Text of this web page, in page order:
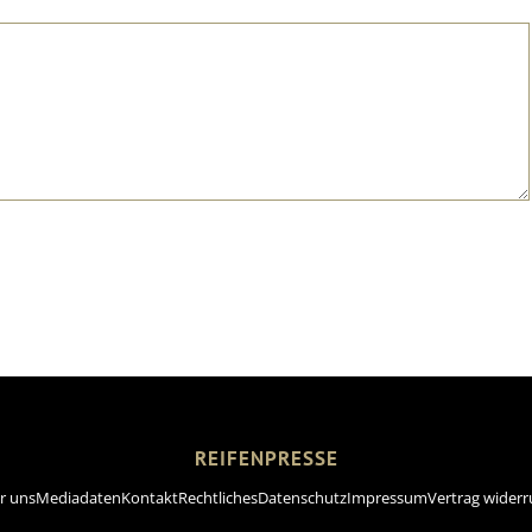
REIFENPRESSE
unsMediadatenKontaktRechtlichesDatenschutzImpressumVertrag